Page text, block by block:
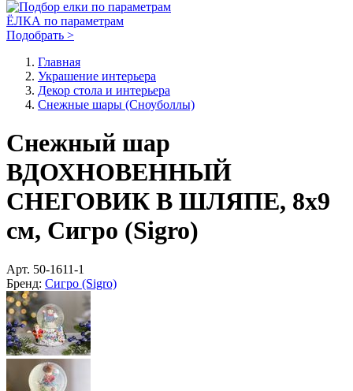
ЁЛКА по параметрам
Подобрать >
Главная
Украшение интерьера
Декор стола и интерьера
Снежные шары (Сноуболлы)
Снежный шар
ВДОХНОВЕННЫЙ
СНЕГОВИК В ШЛЯПЕ, 8х9
см, Сигро (Sigro)
Арт. 50-1611-1
Бренд: Сигро (Sigro)